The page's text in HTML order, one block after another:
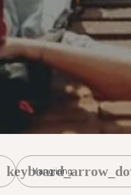
Yangjiang